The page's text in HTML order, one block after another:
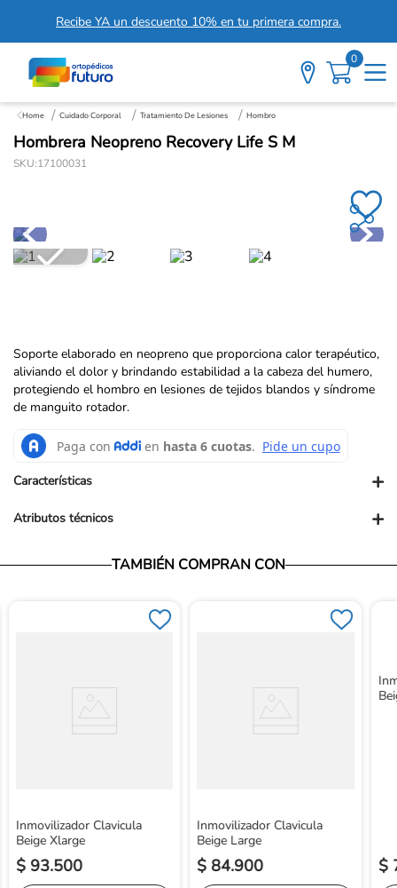
Recibe YA un descuento 10% en tu primera compra.
0
Cuidado Corporal Tratamiento De Lesiones Hombro
Hombrera Neopreno Recovery Life S M
SKU:17100031
Soporte elaborado en neopreno que proporciona calor terapéutico,
aliviando el dolor y brindando estabilidad a la cabeza del humero,
protegiendo el hombro en lesiones de tejidos blandos y síndrome
de manguito rotador.
Características +
Presentación PUM: UND
Atributos técnicos +
TAMBIÉN COMPRAN CON
Inmovilizador Clavicula
Beige Xlarge
$ 93.500
Inmovilizador Clavicula
Beige Large
$ 84.900 $